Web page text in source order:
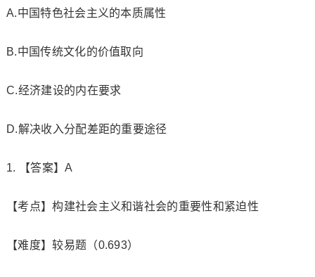
A.中国特色社会主义的本质属性
B.中国传统文化的价值取向
C.经济建设的内在要求
D.解决收入分配差距的重要途径
1. 【答案】A
【考点】构建社会主义和谐社会的重要性和紧迫性
【难度】较易题（0.693）